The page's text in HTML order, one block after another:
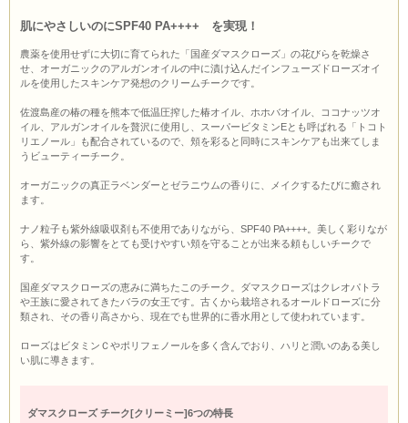
肌にやさしいのにSPF40 PA++++ を実現！
農薬を使用せずに大切に育てられた「国産ダマスクローズ」の花びらを乾燥さ
せ、オーガニックのアルガンオイルの中に漬け込んだインフューズドローズオイ
ルを使用したスキンケア発想のクリームチークです。
佐渡島産の椿の種を熊本で低温圧搾した椿オイル、ホホバオイル、ココナッツオ
イル、アルガンオイルを贅沢に使用し、スーパービタミンEとも呼ばれる「トコト
リエノール」も配合されているので、頬を彩ると同時にスキンケアも出来てしま
うビューティーチーク。
オーガニックの真正ラベンダーとゼラニウムの香りに、メイクするたびに癒され
ます。
ナノ粒子も紫外線吸収剤も不使用でありながら、SPF40 PA++++。美しく彩りなが
ら、紫外線の影響をとても受けやすい頬を守ることが出来る頼もしいチークで
す。
国産ダマスクローズの恵みに満ちたこのチーク。ダマスクローズはクレオパトラ
や王族に愛されてきたバラの女王です。古くから栽培されるオールドローズに分
類され、その香り高さから、現在でも世界的に香水用として使われています。
ローズはビタミンＣやポリフェノールを多く含んでおり、ハリと潤いのある美し
い肌に導きます。
ダマスクローズ チーク[クリーミー]6つの特長